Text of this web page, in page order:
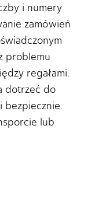
i numery
zamówień
problemu
regałami.
dotrzeć do
bezpiecznie.
lub